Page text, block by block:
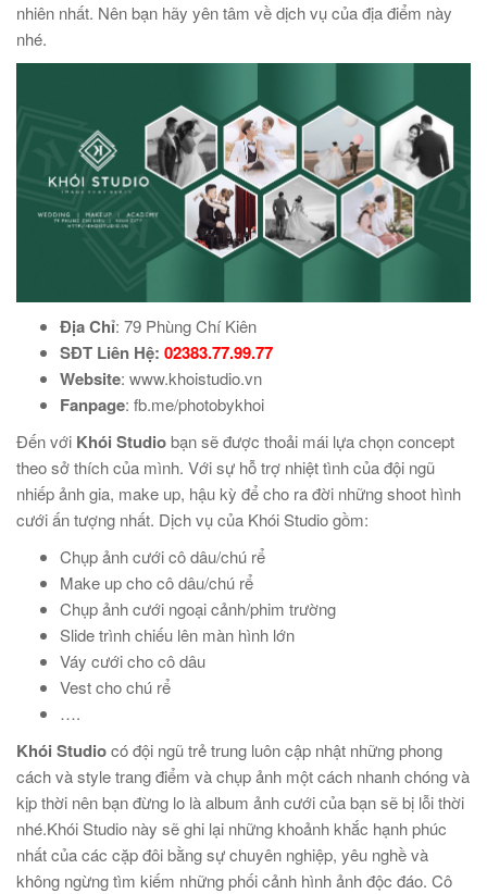
nhiên nhất. Nên bạn hãy yên tâm về dịch vụ của địa điểm này
nhé.
Địa Chỉ: 79 Phùng Chí Kiên
SĐT Liên Hệ: 02383.77.99.77
Website: www.khoistudio.vn
Fanpage: fb.me/photobykhoi
Đến với Khói Studiobạn sẽ được thoải mái lựa chọn concept
theo sở thích của mình. Với sự hỗ trợ nhiệt tình của đội ngũ
nhiếp ảnh gia, make up, hậu kỳ để cho ra đời những shoot hình
cưới ấn tượng nhất. Dịch vụ của Khói Studio gồm:
Chụp ảnh cưới cô dâu/chú rể
Make up cho cô dâu/chú rể
Chụp ảnh cưới ngoại cảnh/phim trường
Slide trình chiếu lên màn hình lớn
Váy cưới cho cô dâu
Vest cho chú rể
….
Khói Studiocó đội ngũ trẻ trung luôn cập nhật những phong
cách và style trang điểm và chụp ảnh một cách nhanh chóng và
kịp thời nên bạn đừng lo là album ảnh cưới của bạn sẽ bị lỗi thời
nhé.Khói Studio này sẽ ghi lại những khoảnh khắc hạnh phúc
nhất của các cặp đôi bằng sự chuyên nghiệp, yêu nghề và
không ngừng tìm kiếm những phối cảnh hình ảnh độc đáo. Cô